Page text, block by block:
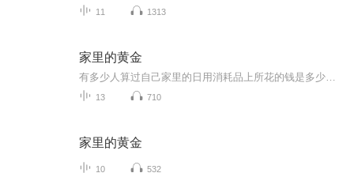
11 1313
家里的黄金
13 710
家里的黄金
10 532